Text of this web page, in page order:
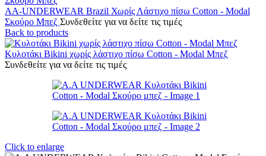
AA-UNDERWEAR Brazil Χωρίς Λάστιχο πίσω Cotton - Modal
Σκούρο Μπεζ Συνδεθείτε για να δείτε τις τιμές
Back to products
Κυλοτάκι Bikini χωρίς λάστιχο πίσω Cotton - Modal Μπεζ
Συνδεθείτε για να δείτε τις τιμές
Click to enlarge